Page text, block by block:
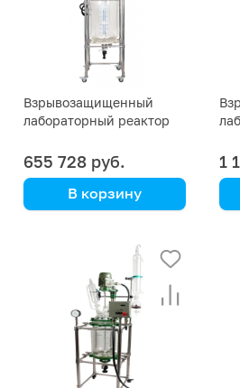
Взрывозащищенный
лабораторный реактор
655 728 руб.
В корзину
1